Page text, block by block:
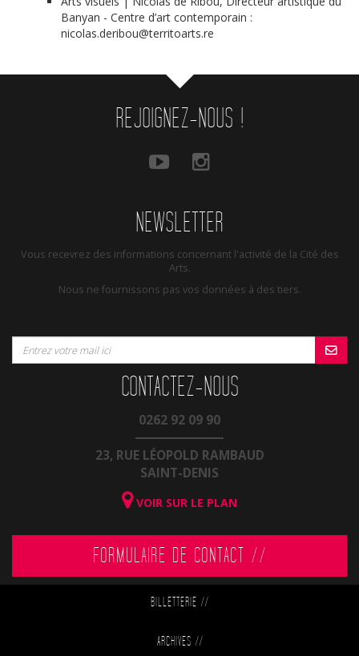
Banyan - Centre d’art contemporain :
nicolas.deribou@territoarts.re
REJOIGNEZ-NOUS !
NEWSLETTER
Vous recevrez des informations concernant l'activité de la Cité des
Arts.
Nous ne fournissons pas vos données à des tiers.
CONTACTEZ-NOUS
0262 92 09 90
23, RUE LÉOPOLD RAMBAUD
SAINT-DENIS
VOIR SUR LE PLAN
FORMULAIRE DE CONTACT //
BILLETTERIE //
ARCHIVES //